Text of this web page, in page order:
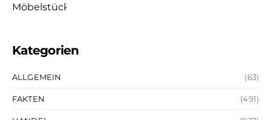
Kategorien
ALLGEMEIN (63)
FAKTEN (491)